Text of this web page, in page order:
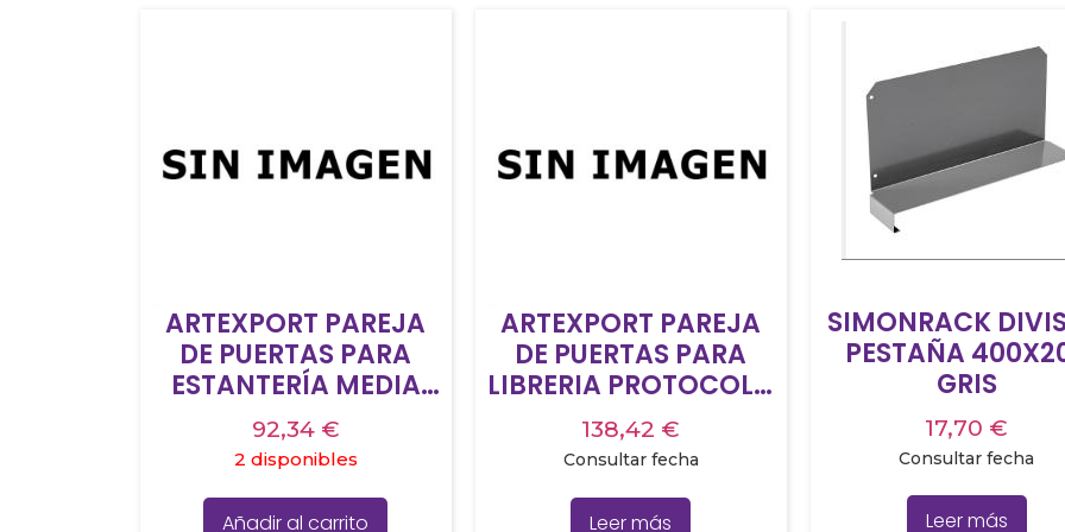
ARTEXPORT PAREJA
DE PUERTAS PARA
ESTANTERÍA MEDIA
PRESTO 18MM CON
CERRADURA ROBLE
92,34 €
2 disponibles
Añadir al carrito
ARTEXPORT PAREJA
DE PUERTAS PARA
LIBRERIA PROTOCOLO
L760 18MM CON
CERRADURA NOGAL
138,42 €
Consultar fecha
Leer más
SIMONRACK
PESTAÑA
GRIS
17,70 €
Consultar fecha
Leer más